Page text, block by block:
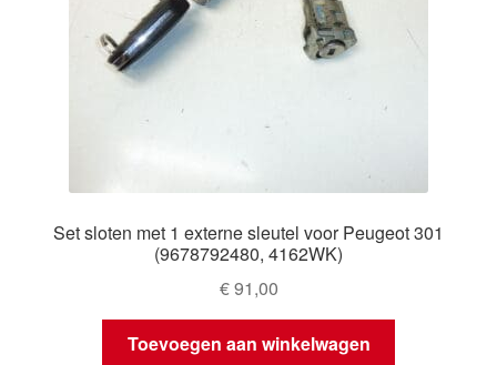
Set sloten met 1 externe sleutel voor Peugeot 301
(9678792480, 4162WK)
€91,00
Toevoegen aan winkelwagen